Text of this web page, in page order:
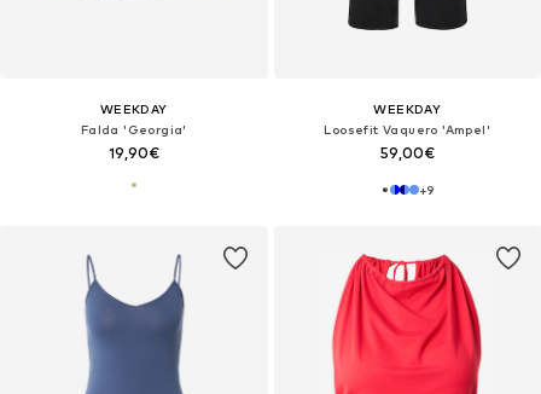
WEEKDAY
Falda 'Georgia'
19,90€
WEEKDAY
Loosefit Vaquero 'Ampel'
59,00€
+9